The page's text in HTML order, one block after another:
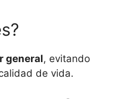
general, evitando
de vida.